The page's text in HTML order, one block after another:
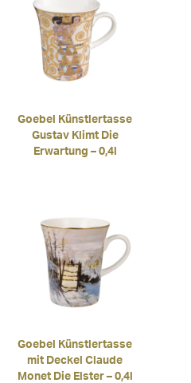
Goebel Künstlertasse
Gustav Klimt Die
Erwartung – 0,4l
Goebel Künstlertasse
mit Deckel Claude
Monet Die Elster – 0,4l